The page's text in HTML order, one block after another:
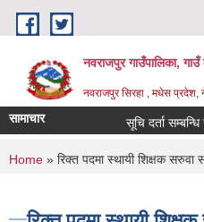
Skip to main content
नवराजपुर गाउँपालिका, गाउँ
नवराजपुर सिरहा , मधेस प्रदेश,
सामाचार सूचि दर्ता सम्बन्धि
You are here
Home » रिक्त पदमा स्थायी शिक्षक सरुवा